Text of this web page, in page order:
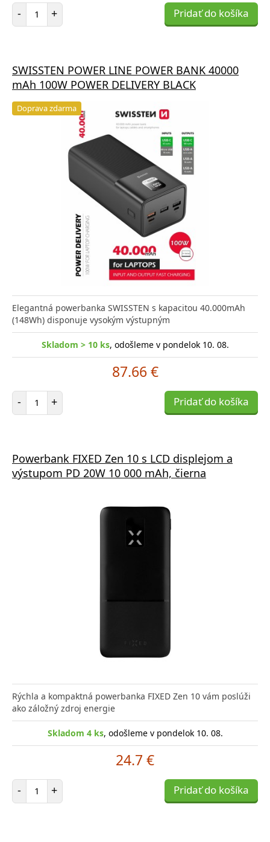
- Počet položiek
+ Pridať do košíka
SWISSTEN POWER LINE POWER BANK 40000
mAh 100W POWER DELIVERY BLACK
Doprava zdarma
Elegantná powerbanka SWISSTEN s kapacitou 40.000mAh
(148Wh) disponuje vysokým výstupným
Skladom > 10 ks, odošleme v pondelok 10. 08.
87.66 €
- Počet položiek
+ Pridať do košíka
Powerbank FIXED Zen 10 s LCD displejom a
výstupom PD 20W 10 000 mAh, čierna
Rýchla a kompaktná powerbanka FIXED Zen 10 vám poslúži
ako záložný zdroj energie
Skladom 4 ks, odošleme v pondelok 10. 08.
24.7 €
- Počet položiek
+ Pridať do košíka